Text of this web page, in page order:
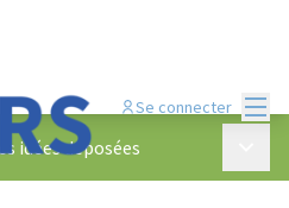
Se connecter
idées déposées